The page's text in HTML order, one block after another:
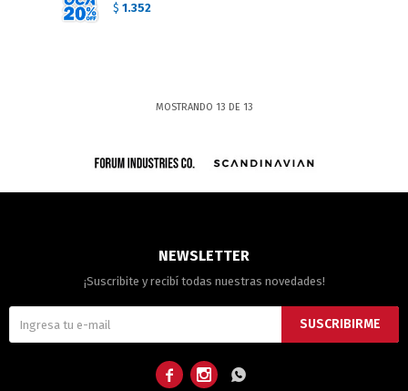
$ 1.352
MOSTRANDO 13 DE 13
NEWSLETTER
¡Suscribite y recibí todas nuestras novedades!
SUSCRIBIRME
  